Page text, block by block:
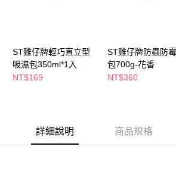
【注意事項】
１．透過由恩沛科技股份有限公司提供之「
易，需依本服務之必要範圍內提供個人資料，並將
「AFTEE先享後付」，若未經同意申辦者引起之損
7-11取貨付款
每筆NT$65，滿NT$490(含以上)免運費
宅配(本島)
ST雞仔牌輕巧直立型
吸濕包350ml*1入
NT$169
ST雞仔牌防蟲防
包700g-花香
NT$360
詳細說明 商品規格